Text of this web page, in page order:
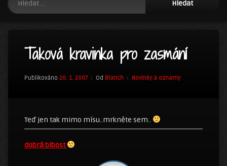
Taková kravinka pro zasmání
Publikováno 20. 1. 2007 Od Blanch Kategorie:
Novinky a oznamy
Teď jen tak mimo mísu..mrkněte sem..
dobrá blbost